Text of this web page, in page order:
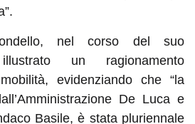
nel corso del suo
un ragionamento
evidenziando che “la
De Luca e
Basile, è stata pluriennale